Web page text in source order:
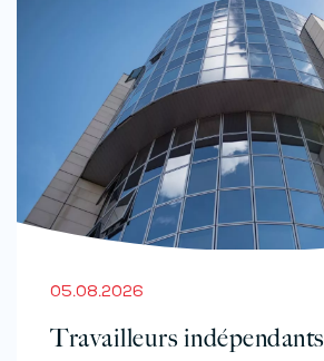
05.08.2026
Travailleurs indépendants